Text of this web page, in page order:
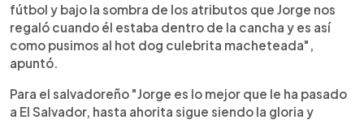
fútbol y bajo la sombra de los atributos que Jorge nos
regaló cuando él estaba dentro de la cancha y es así
como pusimos al hot dog culebrita macheteada",
apuntó.
Para el salvadoreño "Jorge es lo mejor que le ha pasado
a El Salvador, hasta ahorita sigue siendo la gloria y